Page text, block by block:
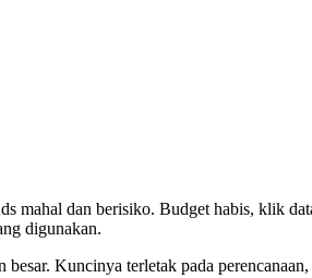
mahal dan berisiko. Budget habis, klik
digunakan.
Kuncinya terletak pada perencanaan,